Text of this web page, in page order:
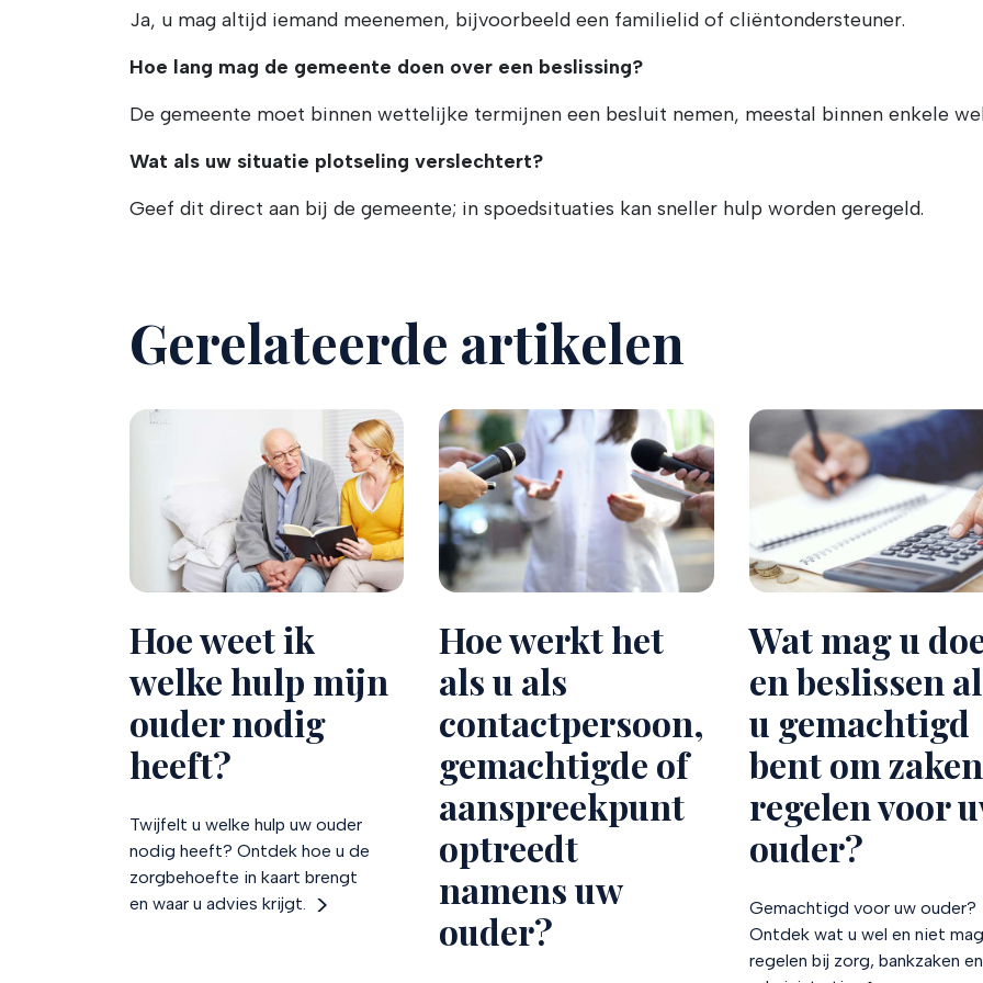
Ja, u mag altijd iemand meenemen, bijvoorbeeld een familielid of cliëntondersteuner.
Hoe lang mag de gemeente doen over een beslissing?
De gemeente moet binnen wettelijke termijnen een besluit nemen, meestal binnen enkele
Wat als uw situatie plotseling verslechtert?
Geef dit direct aan bij de gemeente; in spoedsituaties kan sneller hulp worden geregeld.
Gerelateerde artikelen
Hoe weet ik
welke hulp mijn
ouder nodig
heeft?
Twijfelt u welke hulp uw ouder
nodig heeft? Ontdek hoe u de
zorgbehoefte in kaart brengt
en waar u advies krijgt.
Hoe werkt het
als u als
contactpersoon,
gemachtigde of
aanspreekpunt
optreedt
namens uw
ouder?
Wat mag u
en beslissen
u gemachtigd
bent om
regelen voor
ouder?
Gemachtigd voor uw ouder?
Ontdek wat u wel en niet mag
regelen bij zorg, bankzaken en